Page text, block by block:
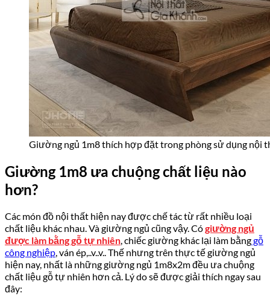
Giường ngủ 1m8 thích hợp đặt trong phòng sử dụng nội
Giường 1m8 ưa chuộng chất liệu nào
hơn?
Các món đồ nội thất hiện nay được chế tác từ rất nhiều loại
chất liệu khác nhau. Và giường ngủ cũng vậy. Cógiường ngủ
được làm bằng gỗ tự nhiên, chiếc giường khác lại làm bằnggỗ
công nghiệp, ván ép,..v..v.. Thế nhưng trên thực tế giường ngủ
hiện nay, nhất là những giường ngủ 1m8x2m đều ưa chuộng
chất liệu gỗ tự nhiên hơn cả. Lý do sẽ được giải thích ngay sau
đây: